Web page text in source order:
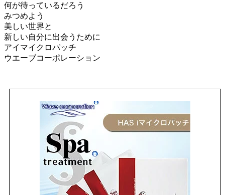
何が待っているだろう
みつめよう
美しい世界と
新しい自分に出会うために
アイマイクロパッチ
ウエーブコーポレーション